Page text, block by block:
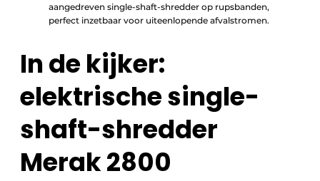
aangedreven single-shaft-shredder op rupsbanden,
perfect inzetbaar voor uiteenlopende afvalstromen.
In de kijker:
elektrische single-
shaft-shredder
Merak 2800